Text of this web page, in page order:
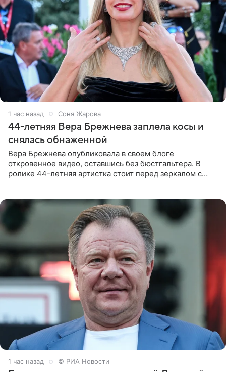
1 час назад Соня Жарова
44-летняя Вера Брежнева заплела косы и
снялась обнаженной
Вера Брежнева опубликовала в своем блоге
откровенное видео, оставшись без бюстгальтера. В
ролике 44-летняя артистка стоит перед зеркалом с
1 час назад © РИА Новости